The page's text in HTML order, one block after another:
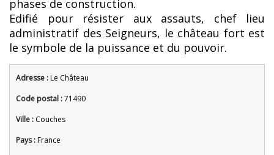
phases de construction.
Edifié pour résister aux assauts, chef lieu
administratif des Seigneurs, le château fort est
le symbole de la puissance et du pouvoir.
Adresse :Le Château
Code postal :71490
Ville : Couches
Pays :France